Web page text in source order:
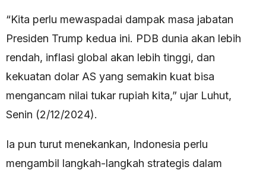
“Kita perlu mewaspadai dampak masa jabatan
Presiden Trump kedua ini. PDB dunia akan lebih
rendah, inflasi global akan lebih tinggi, dan
kekuatan dolar AS yang semakin kuat bisa
mengancam nilai tukar rupiah kita,” ujar Luhut,
Senin (2/12/2024).
Ia pun turut menekankan, Indonesia perlu
mengambil langkah-langkah strategis dalam